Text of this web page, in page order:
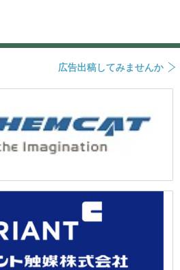
広告出稿してみませんか